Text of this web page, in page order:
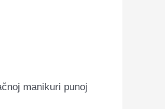
manikuri punoj